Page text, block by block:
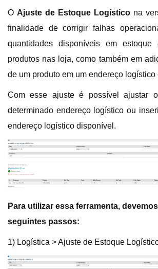
O Ajuste de Estoque Logístico na
finalidade de corrigir falhas
quantidades disponíveis em estoque
produtos nas loja, como também em
de um produto em um endereço logístico
Com esse ajuste é possível ajustar
determinado endereço logístico ou
endereço logístico disponível.
Para utilizar essa ferramenta,
seguintes passos:
1) Logística > Ajuste de Estoque